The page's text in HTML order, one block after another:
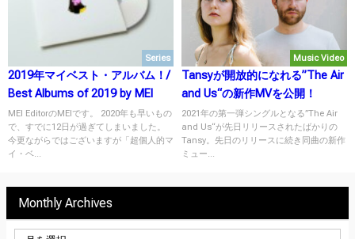
Series
2019年マイベスト・アルバム！/
Best Albums of 2019 by MEI
MEI EditorのMEIです。 2020年も早いもの
で、すでに12日が過ぎてしまいました。
今更ながらではございますが「超個人的マ
イ・ベ...
Music Video
Tansyが開放的になれる”The Air
and Us“の新作MVを公開！
2021年の第一弾シングルとなる”The Air
and Us“が先日リリースされたばかりの
Tansy。先日のリリースに続き同曲の新作
ミュー...
Monthly Archives